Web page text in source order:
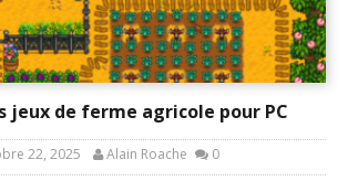
jeux de ferme agricole pour PC
22, 2025 Alain Roache 0